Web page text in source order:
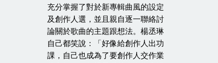
充分掌握了對於新專輯曲風的設定
及創作人選，並且親自逐一聯絡討
論關於歌曲的主題跟想法。楊丞琳
自己都笑說：「好像給創作人出功
課，自己也成為了要創作人交作業